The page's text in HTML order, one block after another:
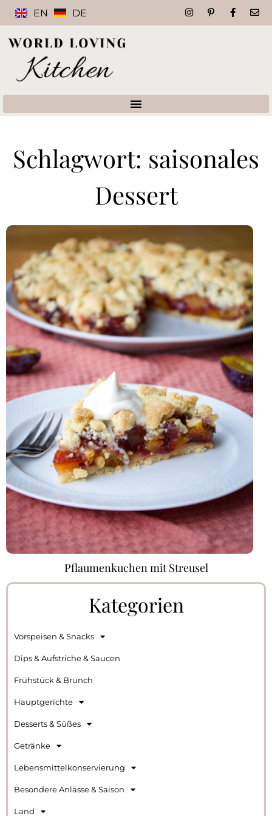
EN DE
Schlagwort: saisonales
Dessert
Pflaumenkuchen mit Streusel
Kategorien
Vorspeisen & Snacks
Dips & Aufstriche & Saucen
Frühstück & Brunch
Hauptgerichte
Desserts & Süßes
Getränke
Lebensmittelkonservierung
Besondere Anlässe & Saison
Land